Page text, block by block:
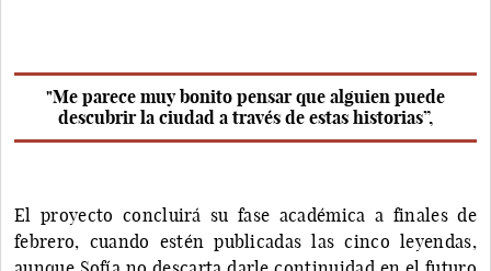
"Me parece muy bonito pensar que alguien puede
descubrir la ciudad a través de estas historias”,
El proyecto concluirá su fase académica a finales de
febrero, cuando estén publicadas las cinco leyendas,